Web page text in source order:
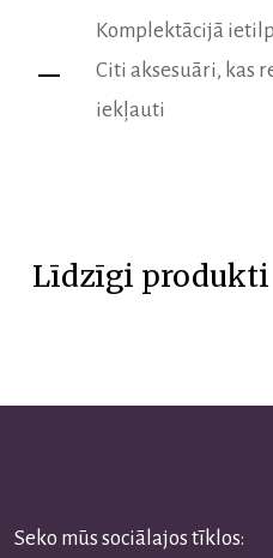
Komplektācijā
Citi aksesuāri, kas
iekļauti
Līdzīgi produkti
Seko mūs sociālajos tīklos: